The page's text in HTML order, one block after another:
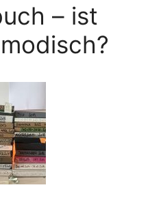
– ist